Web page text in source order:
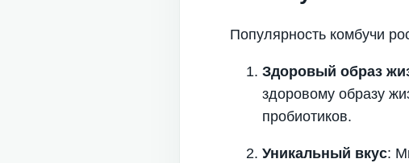
Популярность комбучи
Здоровый образ
здоровому образу
пробиотиков.
Уникальный вкус: